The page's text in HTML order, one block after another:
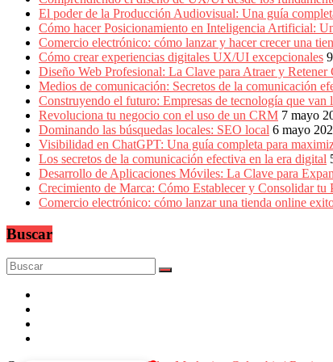
El poder de la Producción Audiovisual: Una guía
Cómo hacer Posicionamiento en Inteligencia Artificial:
Comercio electrónico: cómo lanzar y hacer crecer una
Cómo crear experiencias digitales UX/UI excepcionales
Diseño Web Profesional: La Clave para Atraer y
Medios de comunicación: Secretos de la comunicación
Construyendo el futuro: Empresas de tecnología que van
Revoluciona tu negocio con el uso de un CRM 7 mayo
Dominando las búsquedas locales: SEO local 6 mayo
Visibilidad en ChatGPT: Una guía completa para
Los secretos de la comunicación efectiva en la era digital
Desarrollo de Aplicaciones Móviles: La Clave para
Crecimiento de Marca: Cómo Establecer y Consolidar tu
Comercio electrónico: cómo lanzar una tienda online
Buscar